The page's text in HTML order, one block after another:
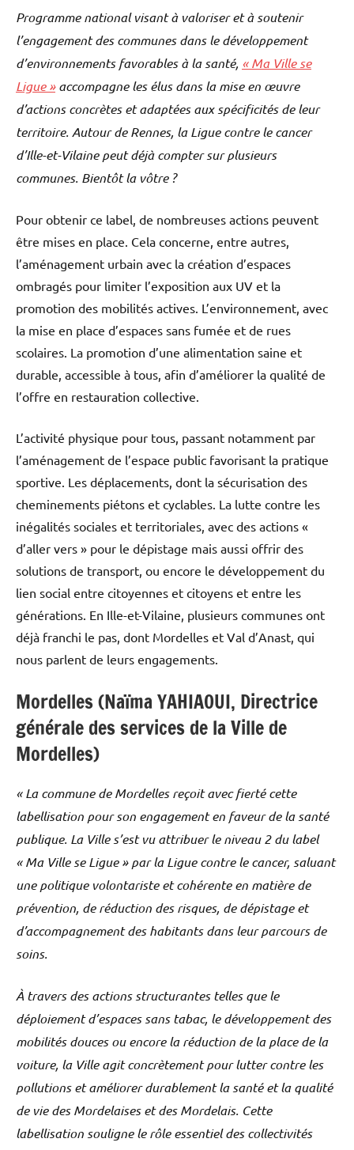
Programme national visant à valoriser et à soutenir
l’engagement des communes dans le développement
d’environnements favorables à la santé, « Ma Ville se
Ligue »accompagne les élus dans la mise en œuvre
d’actions concrètes et adaptées aux spécificités de leur
territoire. Autour de Rennes, la Ligue contre le cancer
d’Ille-et-Vilaine peut déjà compter sur plusieurs
communes. Bientôt la vôtre ?
Pour obtenir ce label, de nombreuses actions peuvent
être mises en place. Cela concerne, entre autres,
l’aménagement urbain avec la création d’espaces
ombragés pour limiter l’exposition aux UV et la
promotion des mobilités actives. L’environnement, avec
la mise en place d’espaces sans fumée et de rues
scolaires. La promotion d’une alimentation saine et
durable, accessible à tous, afin d’améliorer la qualité de
l’offre en restauration collective.
L’activité physique pour tous, passant notamment par
l’aménagement de l’espace public favorisant la pratique
sportive. Les déplacements, dont la sécurisation des
cheminements piétons et cyclables. La lutte contre les
inégalités sociales et territoriales, avec des actions «
d’aller vers » pour le dépistage mais aussi offrir des
solutions de transport, ou encore le développement du
lien social entre citoyennes et citoyens et entre les
générations. En Ille-et-Vilaine, plusieurs communes ont
déjà franchi le pas, dont Mordelles et Val d’Anast, qui
nous parlent de leurs engagements.
Mordelles (Naïma YAHIAOUI, Directrice
générale des services de la Ville de
Mordelles)
« La commune de Mordelles reçoit avec fierté cette
labellisation pour son engagement en faveur de la santé
publique. La Ville s’est vu attribuer le niveau 2 du label
« Ma Ville se Ligue » par la Ligue contre le cancer, saluant
une politique volontariste et cohérente en matière de
prévention, de réduction des risques, de dépistage et
d’accompagnement des habitants dans leur parcours de
soins.
À travers des actions structurantes telles que le
déploiement d’espaces sans tabac, le développement des
mobilités douces ou encore la réduction de la place de la
voiture, la Ville agit concrètement pour lutter contre les
pollutions et améliorer durablement la santé et la qualité
de vie des Mordelaises et des Mordelais. Cette
labellisation souligne le rôle essentiel des collectivités